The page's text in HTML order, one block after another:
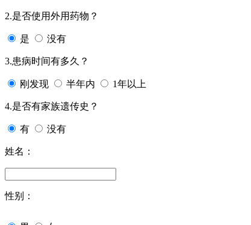
2.是否使用外用药物？
是 没有
3.患病时间有多久？
刚发现 半年内 1年以上
4.是否有家族遗传史？
有 没有
姓名：
性别：